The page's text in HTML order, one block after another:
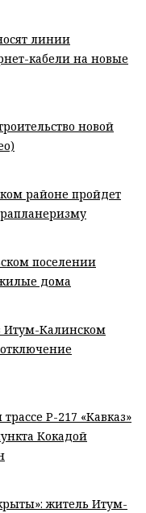
линии
кабели на новые
новой
районе пройдет
поселении
дома
Итум-Калинском
Р-217 «Кавказ»
Кокадой
житель Итум-